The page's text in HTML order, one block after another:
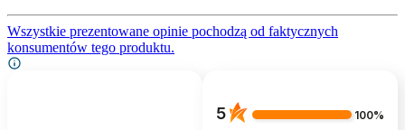
Wszystkie prezentowane opinie pochodzą od faktycznych
konsumentów tego produktu.
5 100%